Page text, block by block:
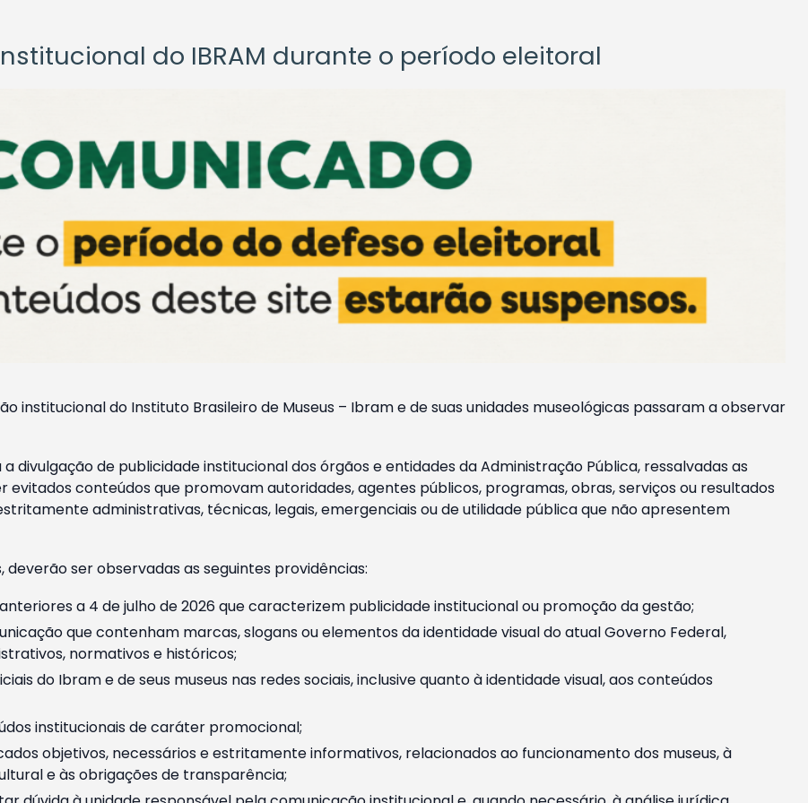
do IBRAM durante o período eleitoral
institucional do Instituto Brasileiro de Museus – Ibram e de suas unidades museológicas passaram a observar
divulgação de publicidade institucional dos órgãos e entidades da Administração Pública, ressalvadas as
conteúdos que promovam autoridades, agentes públicos, programas, obras, serviços ou resultados
administrativas, técnicas, legais, emergenciais ou de utilidade pública que não apresentem
ser observadas as seguintes providências:
a 4 de julho de 2026 que caracterizem publicidade institucional ou promoção da gestão;
que contenham marcas, slogans ou elementos da identidade visual do atual Governo Federal,
normativos e históricos;
do Ibram e de seus museus nas redes sociais, inclusive quanto à identidade visual, aos conteúdos
institucionais de caráter promocional;
objetivos, necessários e estritamente informativos, relacionados ao funcionamento dos museus, à
e às obrigações de transparência;